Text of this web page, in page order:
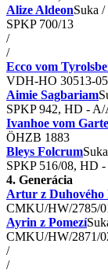
Alize AldeonSuka
SPKP 700/13
/
/
Ecco vom
VDH-HO 30513-
Aimie Sagbariam
SPKP 942 , HD - A/
Ivanhoe vom
ÖHZB 1883
Bleys Folcrum
SPKP 516/08, HD -
4. Generácia
Artur z Duhového
CMKU/HW/2785/
Ayrin z Pomezí
CMKU/HW/2871/
/
/